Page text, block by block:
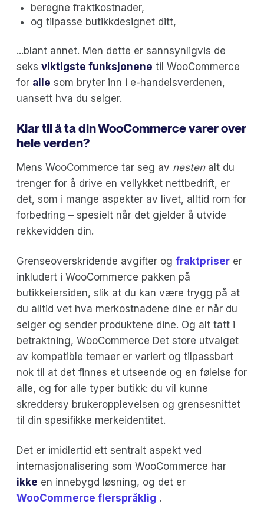
beregne fraktkostnader,
og tilpasse butikkdesignet ditt,
...blant annet. Men dette er sannsynligvis de
seks viktigste funksjonene til WooCommerce
for alle som bryter inn i e-handelsverdenen,
uansett hva du selger.
Klar til å ta din WooCommerce varer over
hele verden?
Mens WooCommerce tar seg av nestenalt du
trenger for å drive en vellykket nettbedrift, er
det, som i mange aspekter av livet, alltid rom for
forbedring – spesielt når det gjelder å utvide
rekkevidden din.
Grenseoverskridende avgifter og fraktpriser er
inkludert i WooCommerce pakken på
butikkeiersiden, slik at du kan være trygg på at
du alltid vet hva merkostnadene dine er når du
selger og sender produktene dine. Og alt tatt i
betraktning, WooCommerce Det store utvalget
av kompatible temaer er variert og tilpassbart
nok til at det finnes et utseende og en følelse for
alle, og for alle typer butikk: du vil kunne
skreddersy brukeropplevelsen og grensesnittet
til din spesifikke merkeidentitet.
Det er imidlertid ett sentralt aspekt ved
internasjonalisering som WooCommerce har
ikke en innebygd løsning, og det er
WooCommerce flerspråklig .